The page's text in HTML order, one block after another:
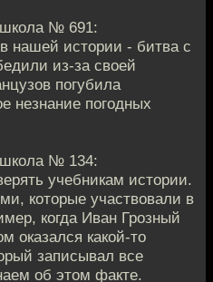
№ 691:
нашей истории - битва с
из-за своей
погубила
незнание погодных
№ 134:
учебникам истории.
которые участвовали в
когда Иван Грозный
оказался какой-то
записывал все
об этом факте.